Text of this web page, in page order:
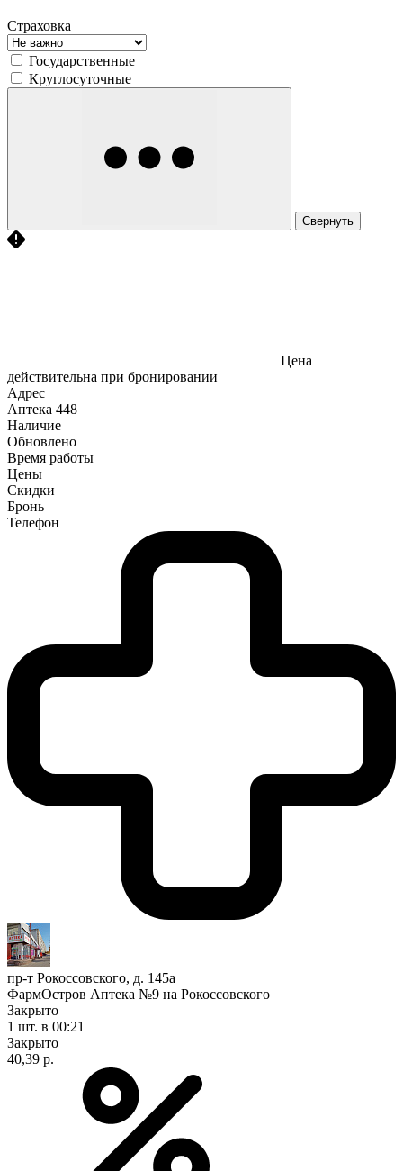
Страховка
Государственные
Круглосуточные
Свернуть
Цена
действительна при бронировании
Адрес
Аптека 448
Наличие
Обновлено
Время работы
Цены
Скидки
Бронь
Телефон
пр-т Рокоссовского, д. 145а
ФармОстров Аптека №9 на Рокоссовского
Закрыто
1 шт. в 00:21
Закрыто
40,39 р.